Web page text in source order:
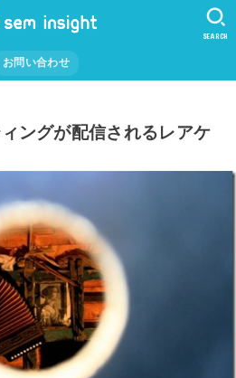
お問い合わせ
SEARCH
ングが配信されるレアケ